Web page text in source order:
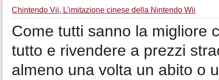
Chintendo Vii, L’imitazione cinese della Nintendo Wii
Come tutti sanno la migliore
tutto e rivendere a prezzi
almeno una volta un abito o